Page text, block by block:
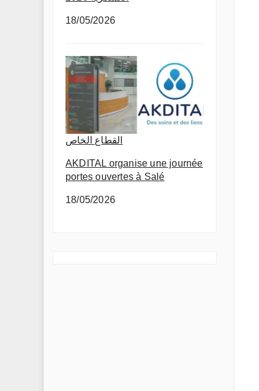
18/05/2026
القطاع الخاص
AKDITAL organise une journée
portes ouvertes à Salé
18/05/2026